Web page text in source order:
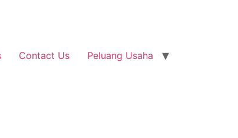
Contact Us Peluang Usaha